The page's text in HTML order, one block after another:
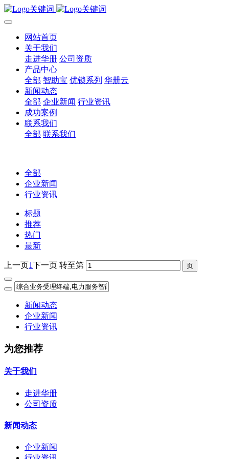
网站首页
关于我们
走进华册 公司资质
产品中心
全部 智助宝 优锁系列 华册云
新闻动态
全部 企业新闻 行业资讯
成功案例
联系我们
全部 联系我们
全部
企业新闻
行业资讯
标题
推荐
热门
最新
上一页1下一页 转至第
新闻动态
企业新闻
行业资讯
为您推荐
关于我们
走进华册
公司资质
新闻动态
企业新闻